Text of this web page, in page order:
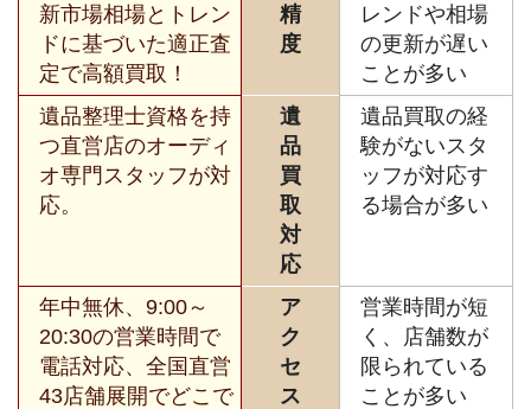
新市場相場とトレン
ドに基づいた適正査
定で高額買取！
精
度
レンドや相場
の更新が遅い
ことが多い
遺品整理士資格を持
つ直営店のオーディ
オ専門スタッフが対
応。
遺
品
買
取
対
応
遺品買取の経
験がないスタ
ッフが対応す
る場合が多い
年中無休、9:00～
20:30の営業時間で
電話対応、全国直営
43店舗展開でどこで
ア
ク
セ
ス
営業時間が短
く、店舗数が
限られている
ことが多い